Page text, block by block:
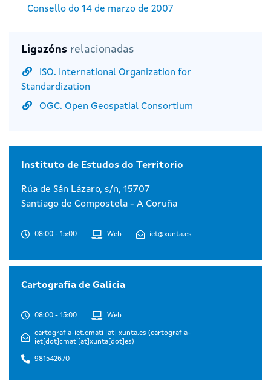
Consello do 14 de marzo de 2007
Ligazóns relacionadas
ISO. International Organization for
Standardization
OGC. Open Geospatial Consortium
Instituto de Estudos do Territorio
Rúa de Sán Lázaro, s/n, 15707
Santiago de Compostela - A Coruña
08:00 - 15:00 Web iet@xunta.es
Cartografía de Galicia
08:00 - 15:00 Web
cartografia-iet.cmati [at] xunta.es (cartografia-
iet[dot]cmati[at]xunta[dot]es)
981542670